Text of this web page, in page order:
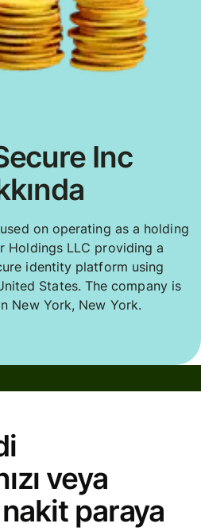
Inc
on operating as a holding
Holdings LLC providing a
identity platform using
States. The company is
New York, New York.
veya
nakit paraya